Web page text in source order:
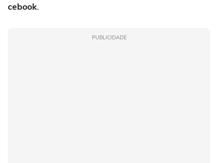
cebook.
PUBLICIDADE